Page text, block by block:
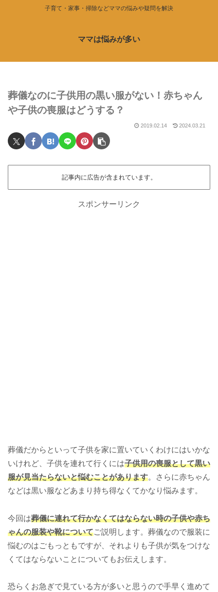
子育て・家事・掃除などママの悩みや疑問を解決
ママは悩みが多い
葬儀なのに子供用の黒い服がない！赤ちゃん
や子供の喪服はどうする？
2019.02.14 2024.03.21
記事内に広告が含まれています。
スポンサーリンク
葬儀だからといって子供を家に置いていくわけにはいかな
いけれど、子供を連れて行くには子供用の喪服として黒い
服が見当たらないと悩むことがあります。さらに赤ちゃん
などは黒い服などあまり持ち得なくてかなり悩みます。
今回は葬儀に連れて行かなくてはならない時の子供や赤ち
ゃんの服装や靴についてご説明します。葬儀なので服装に
悩むのはごもっともですが、それよりも子供が気をつけな
くてはならないことについてもお伝えします。
恐らくお急ぎで見ている方が多いと思うので手早く進めて